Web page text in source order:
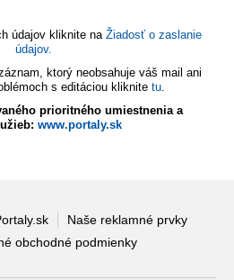
údajov kliknite na Žiadosť o zaslanie
údajov.
ktorý neobsahuje váš mail ani
s editáciou kliknite tu.
prioritného umiestnenia a
www.portaly.sk
Naše reklamné prvky
obchodné podmienky